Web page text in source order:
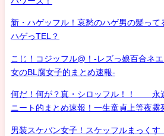
新・ハゲッフル！哀愁のハゲ男の髪って
ハゲっTEL？
こじ！コジッフル@！-レズっ娘百合ネ
女のBL腐女子的まとめ速報-
何だ！何が？真・シロッフル！！ 永
ニート的まとめ速報！一生童貞上等夜露
男装スケバン女子！スケッフルまっくす